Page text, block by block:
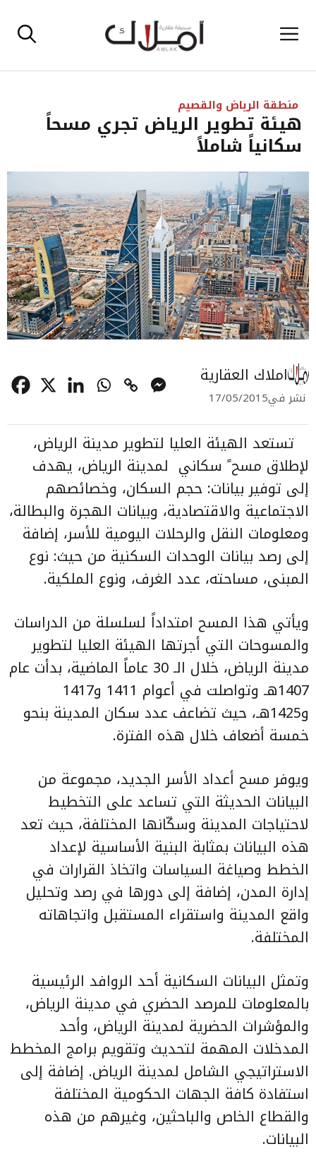
إلى القائمة
منطقة الرياض والقصيم
هيئة تطوير الرياض تجري مسحاً
سكانياً شاملاً
املاك العقارية
نشر في17/05/2015
تستعد الهيئة العليا لتطوير مدينة الرياض،
لإطلاق مسح ً سكاني لمدينة الرياض، يهدف
إلى توفير بيانات: حجم السكان، وخصائصهم
الاجتماعية والاقتصادية، وبيانات الهجرة والبطالة،
ومعلومات النقل والرحلات اليومية للأسر، إضافة
إلى رصد بيانات الوحدات السكنية من حيث: نوع
المبنى، مساحته، عدد الغرف، ونوع الملكية.
ويأتي هذا المسح امتداداً لسلسلة من الدراسات
والمسوحات التي أجرتها الهيئة العليا لتطوير
مدينة الرياض، خلال الـ 30 عاماً الماضية، بدأت عام
1407هـ وتواصلت في أعوام 1411 و1417
و1425هـ، حيث تضاعف عدد سكان المدينة بنحو
خمسة أضعاف خلال هذه الفترة.
ويوفر مسح أعداد الأسر الجديد، مجموعة من
البيانات الحديثة التي تساعد على التخطيط
لاحتياجات المدينة وسكّانها المختلفة، حيث تعد
هذه البيانات بمثابة البنية الأساسية لإعداد
الخطط وصياغة السياسات واتخاذ القرارات في
إدارة المدن، إضافة إلى دورها في رصد وتحليل
واقع المدينة واستقراء المستقبل واتجاهاته
المختلفة.
وتمثل البيانات السكانية أحد الروافد الرئيسية
بالمعلومات للمرصد الحضري في مدينة الرياض،
والمؤشرات الحضرية لمدينة الرياض، وأحد
المدخلات المهمة لتحديث وتقويم برامج المخطط
الاستراتيجي الشامل لمدينة الرياض. إضافة إلى
استفادة كافة الجهات الحكومية المختلفة
والقطاع الخاص والباحثين، وغيرهم من هذه
البيانات.